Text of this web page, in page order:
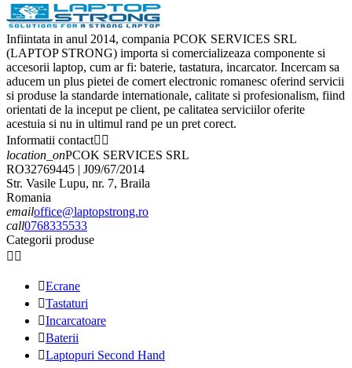
Infiintata in anul 2014, compania PCOK SERVICES SRL
(LAPTOP STRONG) importa si comercializeaza componente si
accesorii laptop, cum ar fi: baterie, tastatura, incarcator. Incercam sa
aducem un plus pietei de comert electronic romanesc oferind servicii
si produse la standarde internationale, calitate si profesionalism, fiind
orientati de la inceput pe client, pe calitatea serviciilor oferite
acestuia si nu in ultimul rand pe un pret corect.
Informatii contact 
location_onPCOK SERVICES SRL
RO32769445 | J09/67/2014
Str. Vasile Lupu, nr. 7, Braila
Romania
emailoffice@laptopstrong.ro
call0768335533
Categorii produse
 
Ecrane
Tastaturi
Incarcatoare
Baterii
Laptopuri Second Hand